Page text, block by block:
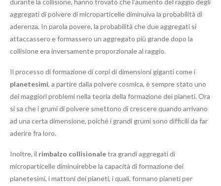
durante la collisione, hanno trovato che l’aumento del raggio degli
aggregati di polvere di microparticelle diminuiva la probabilità di
aderenza. In parola povere, la probabilità che due aggregati si
attaccassero e formassero un aggregato più grande dopo la
collisione era inversamente proporzionale al raggio.
Il processo di formazione di corpi di dimensioni giganti come i
planetesimi, a partire dalla polvere cosmica, è sempre stato uno
dei maggiori problemi nella teoria della formazione dei pianeti. Ora
si sa che i grumi di polvere smettono di crescere quando arrivano
ad una certa dimensione, poiché i grandi grumi sono difficili da far
aderire fra loro.
Inoltre, il rimbalzo collisionaletra grandi aggregati di
microparticelle diminuirebbe la capacità di formazione dei
planetesimi, i mattoni dei pianeti, i quali, formano pianeti per